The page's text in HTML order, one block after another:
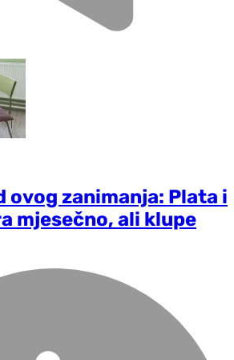
ovog zanimanja: Plata i
mjesečno, ali klupe